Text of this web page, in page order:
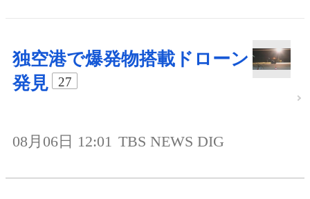
独空港で爆発物搭載ドローン
発見
27
08月06日 12:01 TBS NEWS DIG